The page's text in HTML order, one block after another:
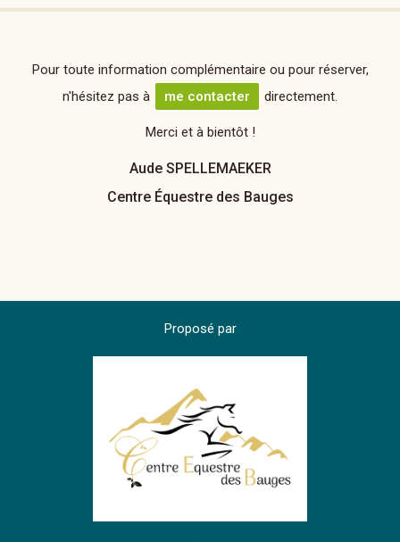
Pour toute information complémentaire ou pour réserver,
n'hésitez pas à
me contacter directement.
Merci et à bientôt !
Aude SPELLEMAEKER
Centre Équestre des Bauges
Proposé par